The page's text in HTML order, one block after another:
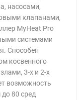
насосами,
клапанами,
MyHeat Pro
системами
Способен
косвенного
3-х и 2-х
возможность
80 сред